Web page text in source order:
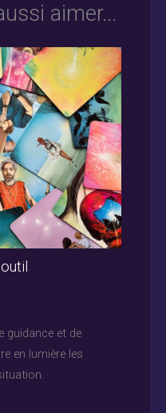
aimer...
guidance et de
en lumière les